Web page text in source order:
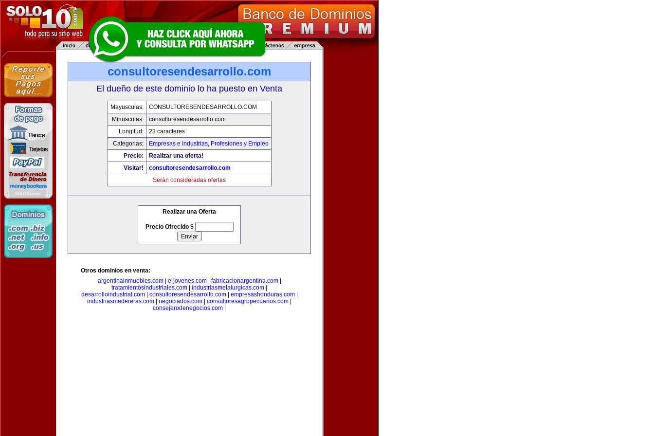
consultoresendesarrollo.com
El dueño de este dominio lo ha puesto en Venta
Mayusculas:
CONSULTORESENDESARROLLO.COM
Minusculas:
consultoresendesarrollo.com
Longitud:
23 caracteres
Categorias:
Empresas e Industrias, Profesiones y Empleo
Precio:
Realizar una oferta!
Visitar!
consultoresendesarrollo.com
Serán consideradas ofertas
Realizar una Oferta
Precio Ofrecido $
Otros dominios en venta:
argentinainmuebles.com| e-jovenes.com| fabricacionargentina.com|
tratamientosindustriales.com
industriasmetalurgicas.com
desarrolloindustrial.com| consultoresendesarrollo.com| empresashonduras.com|
industriasmadereras.com
negociados.com consultoresagropecuarios.com
consejerodenegocios.com